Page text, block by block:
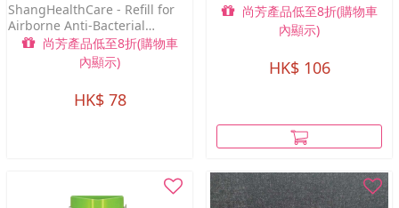
ShangHealthCare - Refill for
Airborne Anti-Bacterial
Diffuser尚芳產品低至8折(購物車
內顯示)
HK$ 78
尚芳產品低至8折(購物車
內顯示)
HK$ 106